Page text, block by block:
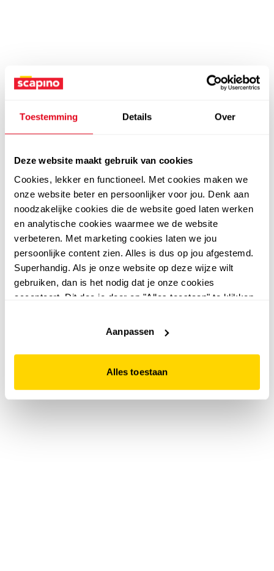
Toestemming Details Over
Deze website maakt gebruik van cookies
Cookies, lekker en functioneel. Met cookies maken we
onze website beter en persoonlijker voor jou. Denk aan
noodzakelijke cookies die de website goed laten werken
en analytische cookies waarmee we de website
verbeteren. Met marketing cookies laten we jou
persoonlijke content zien. Alles is dus op jou afgestemd.
Superhandig. Als je onze website op deze wijze wilt
gebruiken, dan is het nodig dat je onze cookies
accepteert. Dit doe je door op "Alles toestaan" te klikken.
website niet optimaal functioneert.
Aanpassen
Alles toestaan